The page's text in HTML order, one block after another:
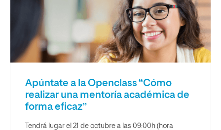
Apúntate a la Openclass “Cómo
realizar una mentoría académica de
forma eficaz”
Tendrá lugar el 21 de octubre a las 09:00h (hora